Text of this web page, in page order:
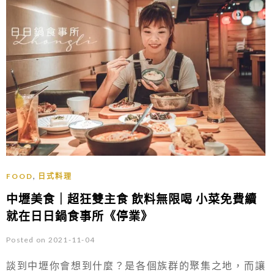
FOOD, 日式料理
中壢美食｜超狂雙主食 飲料無限喝 小菜免費續
就在日日鍋食事所《停業》
Posted on 2021-11-04
談到中壢你會想到什麼？是各個族群的聚集之地，而讓